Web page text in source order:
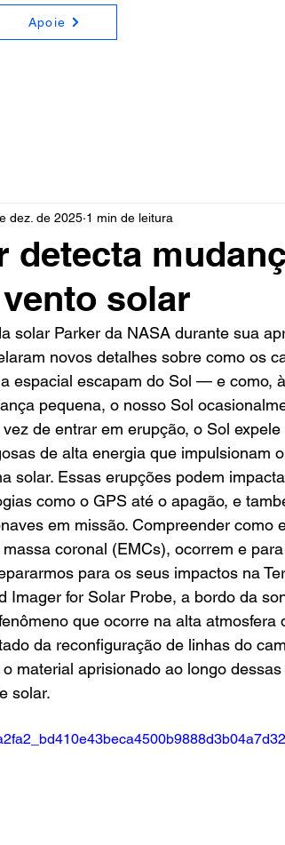
Apoie
detecta
solar
dez. de 2025 1 min de leitura
solar Parker da NASA durante sua
novos detalhes sobre como os
espacial escapam do Sol — e como,
pequena, o nosso Sol
de entrar em erupção, o Sol expele
de alta energia que impulsionam
solar. Essas erupções podem
como o GPS até o apagão, e
em missão. Compreender como
coronal (EMCs), ocorrem e
para os seus impactos na
Imager for Solar Probe, a bordo da
que ocorre na alta atmosfera
da reconfiguração de linhas do
material aprisionado ao longo
solar.